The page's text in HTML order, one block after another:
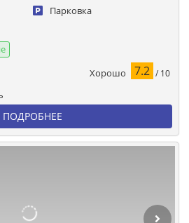
Парковка
Хорошо 7.2 / 10
ПОДРОБНЕЕ